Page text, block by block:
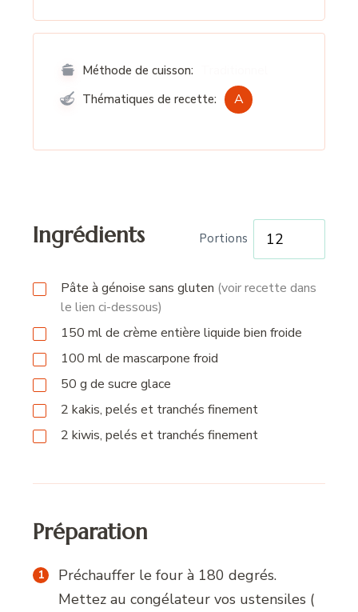
Méthode de cuisson:
Thématiques de recette: A
Ingrédients Portions
Pâte à génoise sans gluten (voir recette dans
le lien ci-dessous)
150 mlde crème entière liquide bien froide
100 mlde mascarpone froid
50 g de sucre glace
2 kakis, pelés et tranchés finement
2 kiwis, pelés et tranchés finement
Préparation
Préchauffer le four à 180 degrés.
Mettez au congélateur vos ustensiles (